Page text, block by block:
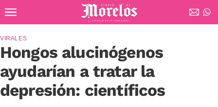
Diario de Morelos
Hongos alucinógenos
ayudarían a tratar la
depresión: científicos
VIRALES